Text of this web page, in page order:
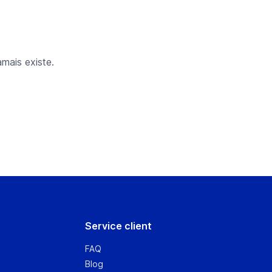
existe.
Service client
FAQ
Blog